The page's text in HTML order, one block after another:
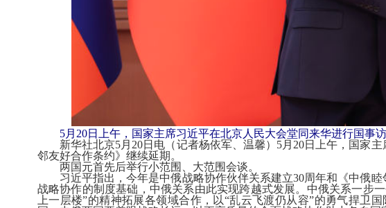
5月20日上午，国家主席习近平在北京人民大会堂同来华进行国事
新华社北京5月20日电（记者杨依军、温馨）5月20日上午，国家主
邻友好合作条约》继续延期。
两国元首先后举行小范围、大范围会谈。
习近平指出，今年是中俄战略协作伙伴关系建立30周年和《中俄睦
战略协作的制度基础，中俄关系由此实现跨越式发展。中俄关系一步
上一层楼”的精神拓展各领域合作，以“乱云飞渡仍从容”的勇气捍